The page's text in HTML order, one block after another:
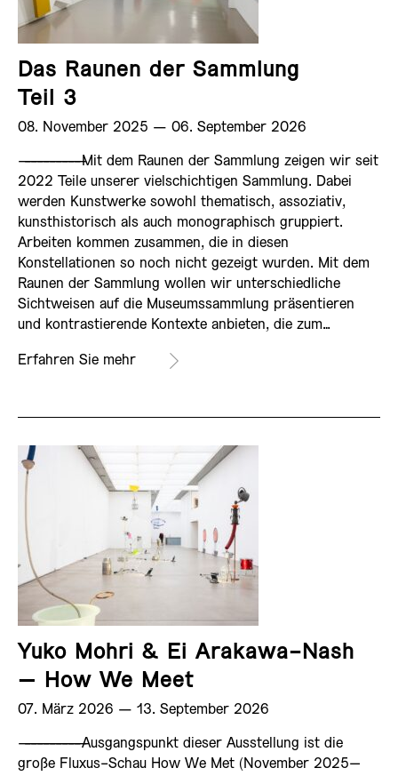
Das Raunen der Sammlung
Teil 3
08. November 2025 ­— 06. September 2026
——————————Mit dem Raunen der Sammlung zeigen wir seit
2022 Teile unserer vielschichtigen Sammlung. Dabei
werden Kunstwerke sowohl thematisch, assoziativ,
kunsthistorisch als auch monographisch gruppiert.
Arbeiten kommen zusammen, die in diesen
Konstellationen so noch nicht gezeigt wurden. Mit dem
Raunen der Sammlung wollen wir unterschiedliche
Sichtweisen auf die Museumssammlung präsentieren
und kontrastierende Kontexte anbieten, die zum…
Erfahren Sie mehr
Yuko Mohri & Ei Arakawa-Nash
– How We Meet
07. März 2026 ­— 13. September 2026
——————————Ausgangspunkt dieser Ausstellung ist die
große Fluxus-Schau How We Met (November 2025–